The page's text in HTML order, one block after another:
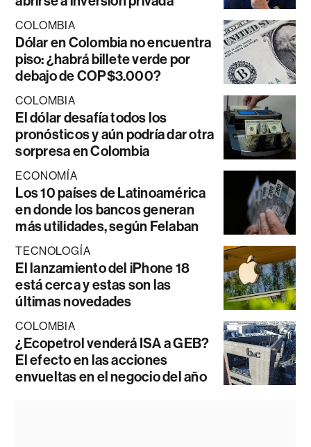
COLOMBIA
Dólar en Colombia no encuentra
piso: ¿habrá billete verde por
debajo de COP$3.000?
COLOMBIA
El dólar desafía todos los
pronósticos y aún podría dar otra
sorpresa en Colombia
ECONOMÍA
Los 10 países de Latinoamérica
en donde los bancos generan
más utilidades, según Felaban
TECNOLOGÍA
El lanzamiento del iPhone 18
está cerca y estas son las
últimas novedades
COLOMBIA
¿Ecopetrol venderá ISA a GEB?
El efecto en las acciones
envueltas en el negocio del año